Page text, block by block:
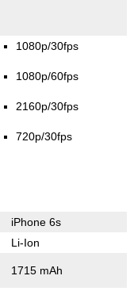
1080p/30fps
1080p/60fps
2160p/30fps
720p/30fps
iPhone 6s
Li-Ion
1715 mAh